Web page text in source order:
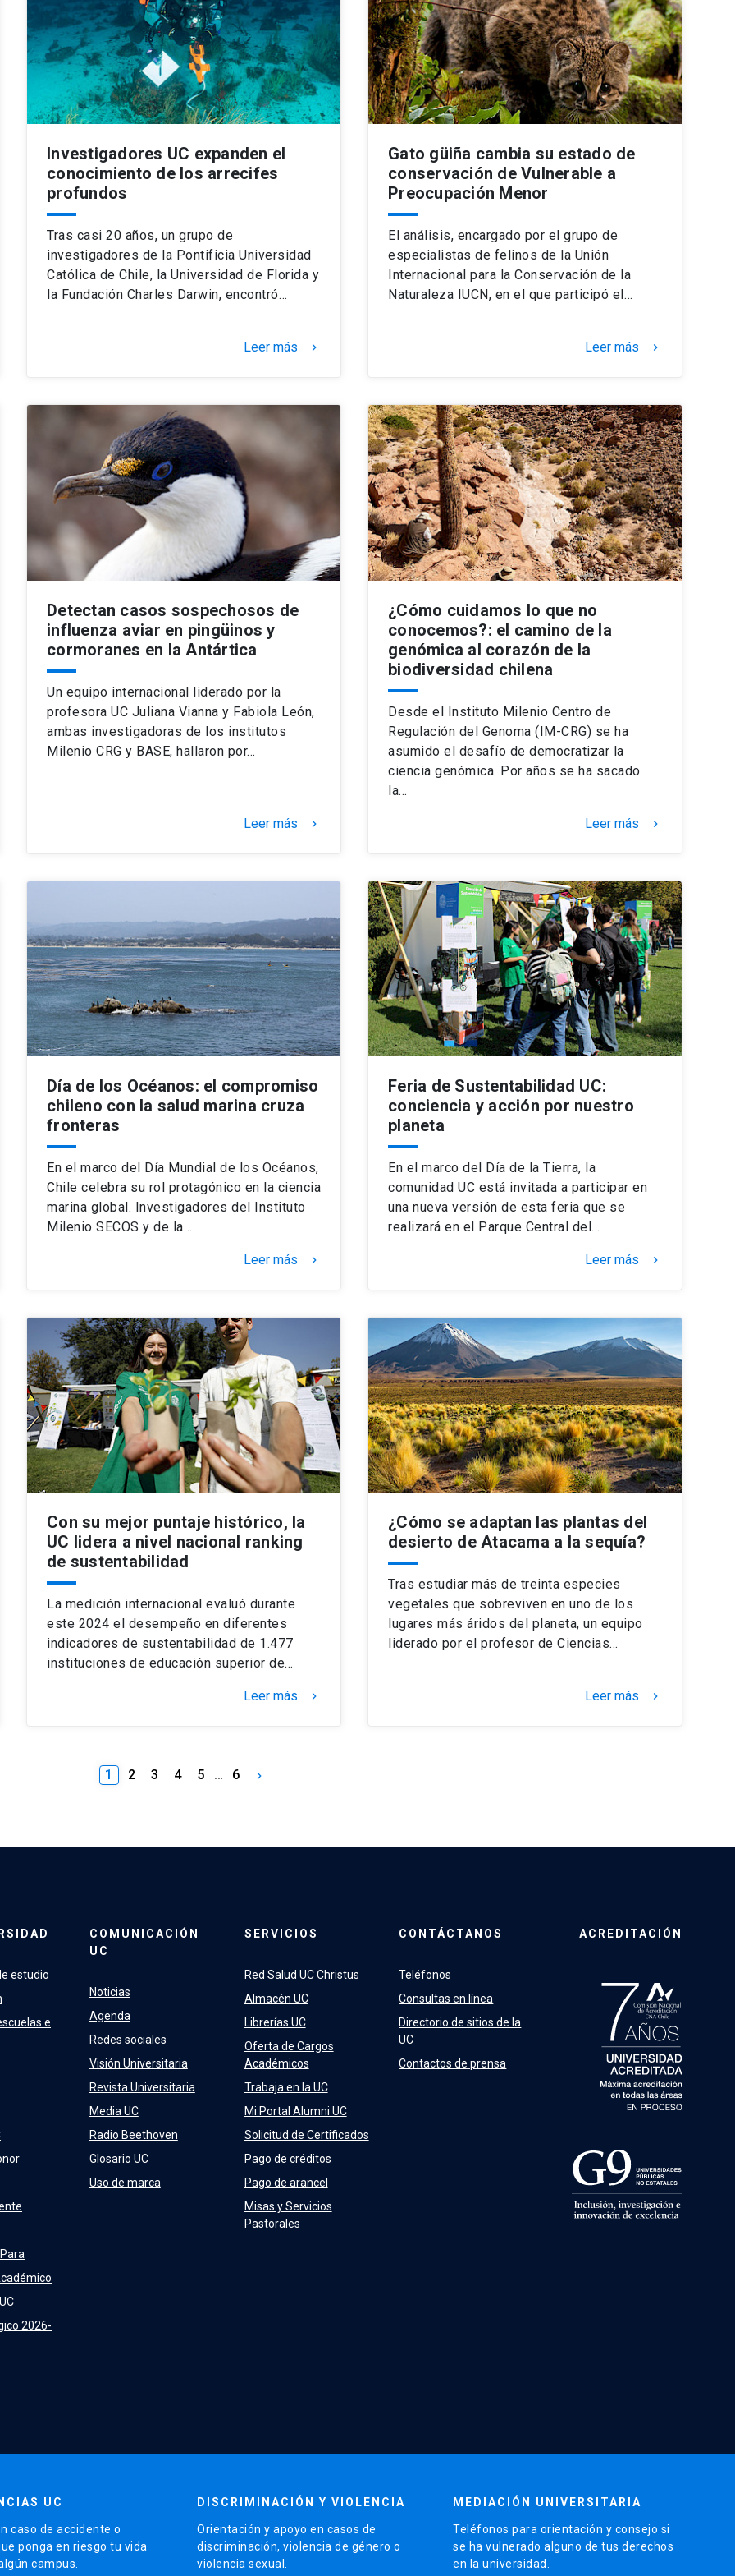
Investigadores UC expanden el
conocimiento de los arrecifes
profundos
Tras casi 20 años, un grupo de
investigadores de la Pontificia Universidad
Católica de Chile, la Universidad de Florida y
la Fundación Charles Darwin, encontró…
Leer más keyboard_arrow_right
Gato güiña cambia su estado de
conservación de Vulnerable a
Preocupación Menor
El análisis, encargado por el grupo de
especialistas de felinos de la Unión
Internacional para la Conservación de la
Naturaleza IUCN, en el que participó el…
Leer más keyboard_arrow_right
Detectan casos sospechosos de
influenza aviar en pingüinos y
cormoranes en la Antártica
Un equipo internacional liderado por la
profesora UC Juliana Vianna y Fabiola León,
ambas investigadoras de los institutos
Milenio CRG y BASE, hallaron por…
Leer más keyboard_arrow_right
¿Cómo cuidamos lo que no
conocemos?: el camino de la
genómica al corazón de la
biodiversidad chilena
Desde el Instituto Milenio Centro de
Regulación del Genoma (IM-CRG) se ha
asumido el desafío de democratizar la
ciencia genómica. Por años se ha sacado
la…
Leer más keyboard_arrow_right
Día de los Océanos: el compromiso
chileno con la salud marina cruza
fronteras
En el marco del Día Mundial de los Océanos,
Chile celebra su rol protagónico en la ciencia
marina global. Investigadores del Instituto
Milenio SECOS y de la…
Leer más keyboard_arrow_right
Feria de Sustentabilidad UC:
conciencia y acción por nuestro
planeta
En el marco del Día de la Tierra, la
comunidad UC está invitada a participar en
una nueva versión de esta feria que se
realizará en el Parque Central del…
Leer más keyboard_arrow_right
Con su mejor puntaje histórico, la
UC lidera a nivel nacional ranking
de sustentabilidad
La medición internacional evaluó durante
este 2024 el desempeño en diferentes
indicadores de sustentabilidad de 1.477
instituciones de educación superior de…
Leer más keyboard_arrow_right
¿Cómo se adaptan las plantas del
desierto de Atacama a la sequía?
Tras estudiar más de treinta especies
vegetales que sobreviven en uno de los
lugares más áridos del planeta, un equipo
liderado por el profesor de Ciencias…
Leer más keyboard_arrow_right
1 2 3 4 5 … 6 keyboard_arrow_right
estudio
e
2026-
COMUNICACIÓN
UC
Noticias
Agenda
Redes sociales
Visión Universitaria
Revista Universitaria
Media UC
Radio Beethoven
Glosario UC
Uso de marca
SERVICIOS
Red Salud UC Christus
Almacén UC
Librerías UC
Oferta de Cargos
Académicos
Trabaja en la UC
Mi Portal Alumni UC
Solicitud de Certificados
Pago de créditos
Pago de arancel
Misas y Servicios
Pastorales
CONTÁCTANOS
Teléfonos
Consultas en línea
Directorio de sitios de la
UC
Contactos de prensa
ACREDITACIÓN
UC
caso de accidente o
ponga en riesgo tu vida
campus.
DISCRIMINACIÓN Y VIOLENCIA
Orientación y apoyo en casos de
discriminación, violencia de género o
violencia sexual.
MEDIACIÓN UNIVERSITARIA
Teléfonos para orientación y consejo si
se ha vulnerado alguno de tus derechos
en la universidad.